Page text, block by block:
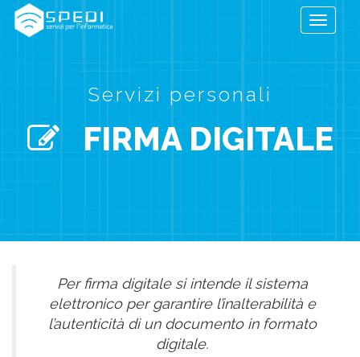
Toggle
Servizi personali
FIRMA DIGITALE
Per firma digitale si intende il sistema
elettronico per garantire l’inalterabilità e
l’autenticità di un documento in formato
digitale.